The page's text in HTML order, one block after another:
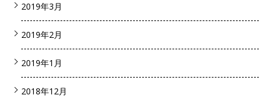
2019年3月
2019年2月
2019年1月
2018年12月